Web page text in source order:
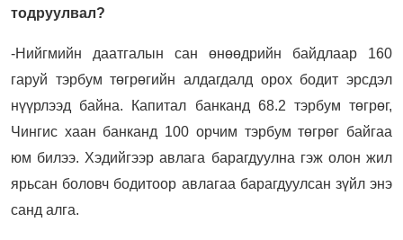
тодруулвал?
-Нийгмийн даатгалын сан өнөөдрийн байдлаар 160
гаруй тэрбум төгрөгийн алдагдалд орох бодит эрсдэл
нүүрлээд байна. Капитал банканд 68.2 тэрбум төгрөг,
Чингис хаан банканд 100 орчим тэрбум төгрөг байгаа
юм билээ. Хэдийгээр авлага барагдуулна гэж олон жил
ярьсан боловч бодитоор авлагаа барагдуулсан зүйл энэ
санд алга.